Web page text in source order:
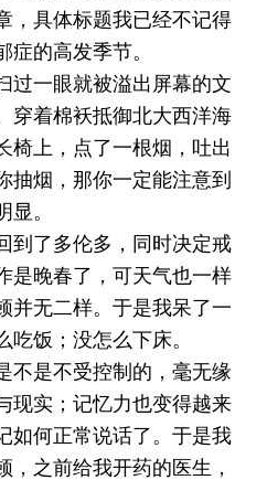
，具体标题我已经不记得
的高发季节。
过一眼就被溢出屏幕的文
穿着棉袄抵御北大西洋海
椅上，点了一根烟，吐出
抽烟，那你一定能注意到
。
到了多伦多，同时决定戒
是晚春了，可天气也一样
并无二样。于是我呆了一
饭；没怎么下床。
不是不受控制的，毫无缘
现实；记忆力也变得越来
如何正常说话了。于是我
，之前给我开药的医生，